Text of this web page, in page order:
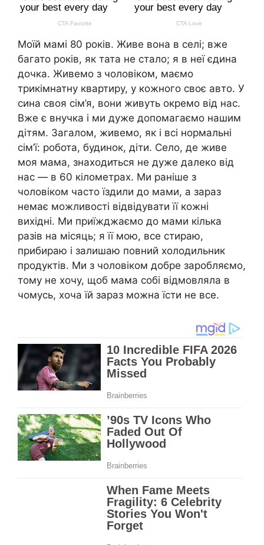
Моїй мамі 80 років. Живе вона в селі; вже
багато років, як тата не стало; я в неї єдина
дочка. Живемо з чоловіком, маємо
трикімнатну квартиру, у кожного своє авто. У
сина своя сім’я, вони живуть окремо від нас.
Вже є внучка і ми дуже допомагаємо нашим
дітям. Загалом, живемо, як і всі нормальні
сім’ї: робота, будинок, діти. Село, де живе
моя мама, знаходиться не дуже далеко від
нас — в 60 кілометрах. Ми раніше з
чоловіком часто їздили до мами, а зараз
немає можливості відвідувати її кожні
вихідні. Ми приїжджаємо до мами кілька
разів на місяць; я її мою, все стираю,
прибираю і залишаю повний холодильник
продуктів. Ми з чоловіком добре заробляємо,
тому не хочу, щоб мама собі відмовляла в
чомусь, хоча їй зараз можна їсти не все.